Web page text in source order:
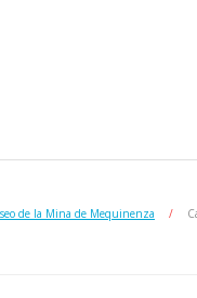
de la Mina de Mequinenza /